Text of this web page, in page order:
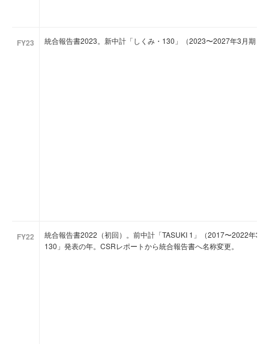
FY23 統合報告書2023。新中計「しくみ・130」（2023〜2027年3月期）
FY22
統合報告書2022（初回）。前中計「TASUKI 1」（2017〜2022年3
130」発表の年。CSRレポートから統合報告書へ名称変更。